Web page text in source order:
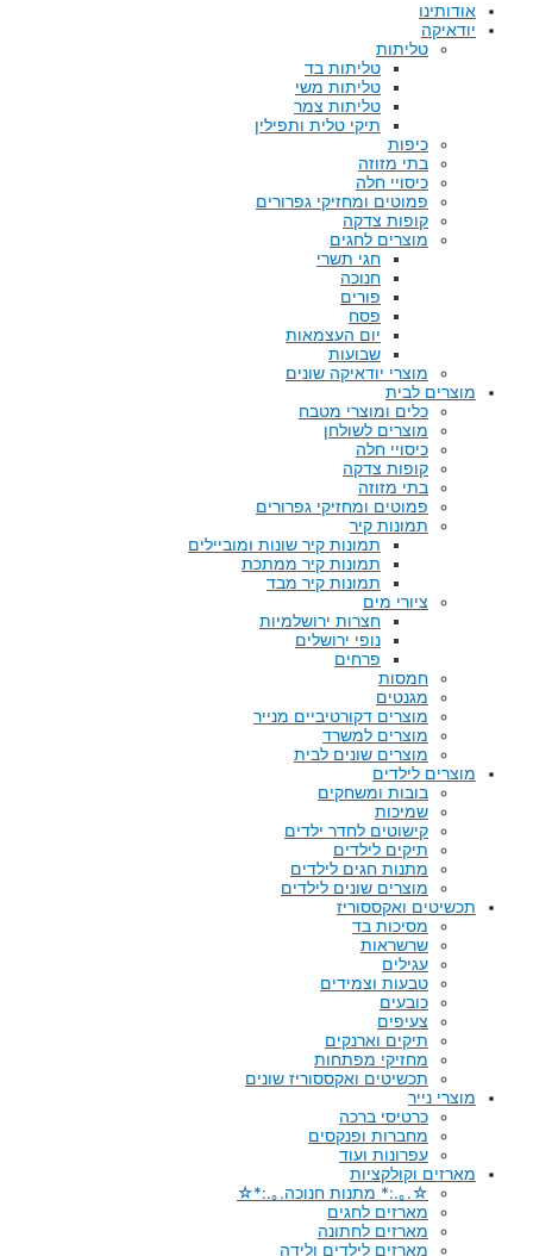
אודותינו
יודאיקה
טליתות
טליתות בד
טליתות משי
טליתות צמר
תיקי טלית ותפילין
כיפות
בתי מזוזה
כיסויי חלה
פמוטים ומחזיקי גפרורים
קופות צדקה
מוצרים לחגים
חגי תשרי
חנוכה
פורים
פסח
יום העצמאות
שבועות
מוצרי יודאיקה שונים
מוצרים לבית
כלים ומוצרי מטבח
מוצרים לשולחן
כיסויי חלה
קופות צדקה
בתי מזוזה
פמוטים ומחזיקי גפרורים
תמונות קיר
תמונות קיר שונות ומוביילים
תמונות קיר ממתכת
תמונות קיר מבד
ציורי מים
חצרות ירושלמיות
נופי ירושלים
פרחים
חמסות
מגנטים
מוצרים דקורטיביים מנייר
מוצרים למשרד
מוצרים שונים לבית
מוצרים לילדים
בובות ומשחקים
שמיכות
קישוטים לחדר ילדים
תיקים לילדים
מתנות חגים לילדים
מוצרים שונים לילדים
תכשיטים ואקססוריז
מסיכות בד
שרשראות
עגילים
טבעות וצמידים
כובעים
צעיפים
תיקים וארנקים
מחזיקי מפתחות
תכשיטים ואקססוריז שונים
מוצרי נייר
כרטיסי ברכה
מחברות ופנקסים
עפרונות ועוד
מארזים וקולקציות
☆.｡.:* מתנות חנוכה.｡.:*☆
מארזים לחגים
מארזים לחתונה
מארזים לילדים ולידה